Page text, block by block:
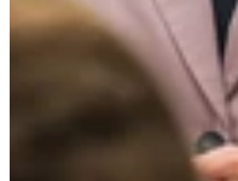
st in,